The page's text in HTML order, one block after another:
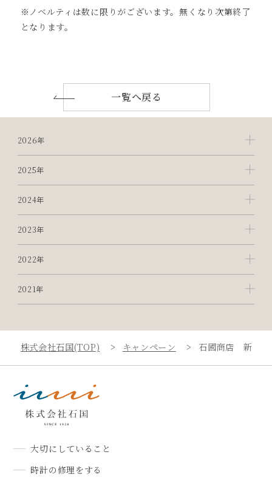
※ノベルティは数に限りがございます。無くなり次第終了
となります。
一覧へ戻る
2026年
2025年
2024年
2023年
2022年
2021年
株式会社石国(TOP) キャンペーン 石國商店 新生活
大切にしていること
時計の修理をする